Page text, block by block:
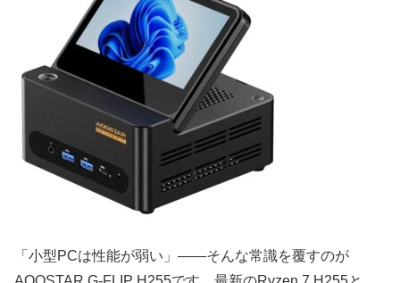
「小型PCは性能が弱い」――そんな常識を覆すのが